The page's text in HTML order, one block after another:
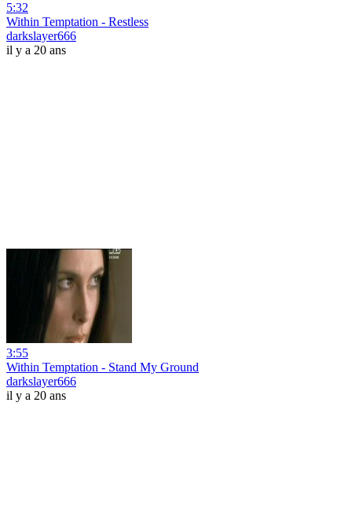
5:32
Within Temptation - Restless
darkslayer666
il y a 20 ans
3:55
Within Temptation - Stand My Ground
darkslayer666
il y a 20 ans